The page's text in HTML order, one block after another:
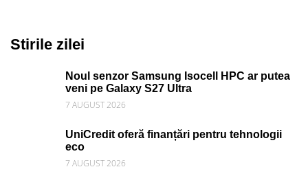
Stirile zilei
Noul senzor Samsung Isocell HPC ar putea
veni pe Galaxy S27 Ultra
7 AUGUST 2026
UniCredit oferă finanțări pentru tehnologii
eco
7 AUGUST 2026